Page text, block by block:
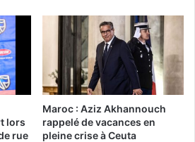
lors
rue
Maroc : Aziz Akhannouch
rappelé de vacances en
pleine crise à Ceuta